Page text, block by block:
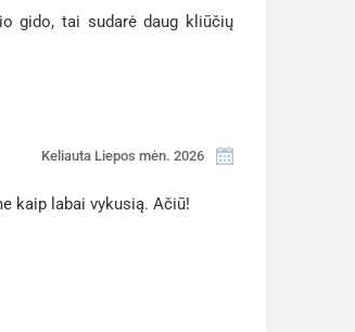
gido, tai sudarė daug kliūčių
Keliauta Liepos mėn. 2026
kaip labai vykusią. Ačiū!